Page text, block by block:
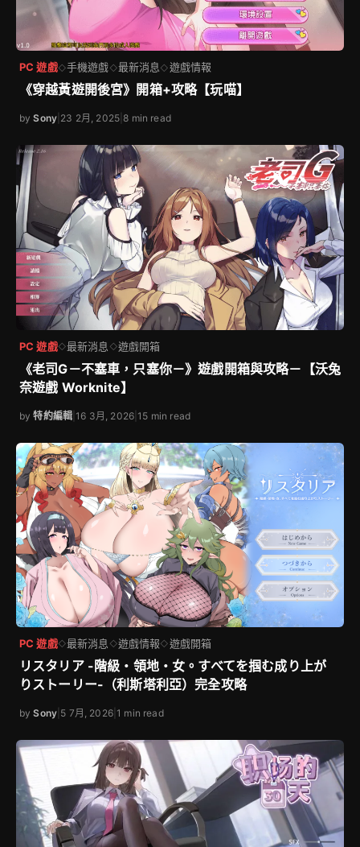
PC 遊戲◇手機遊戲◇最新消息◇遊戲情報
《穿越黃遊開後宮》開箱+攻略【玩喵】
bySony 23 2月, 2025 8 min read
PC 遊戲◇最新消息 ◇遊戲開箱
《老司G－不塞車，只塞你－》遊戲開箱與攻略－【沃兔
奈遊戲 Worknite】
by特約編輯 |16 3月, 2026 |15 min read
PC 遊戲◇最新消息 ◇遊戲情報◇遊戲開箱
リスタリア -階級・領地・女。すべてを掴む成り上が
りストーリー-（利斯塔利亞）完全攻略
bySony 5 7月, 2026|1 min read